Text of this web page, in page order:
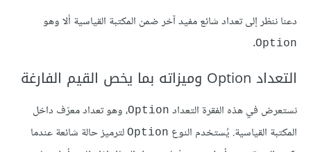
دعنا ننظر إلى تعداد شائع مفيد آخر ضمن المكتبة القياسية ألا وهو
Option
.
التعداد Option وميزاته بما يخص القيم الفارغة
نستعرض في هذه الفقرة التعداد Option، وهو تعداد معرّف داخل
المكتبة القياسية. يُستخدم النوع Option لترميز حالة شائعة عندما